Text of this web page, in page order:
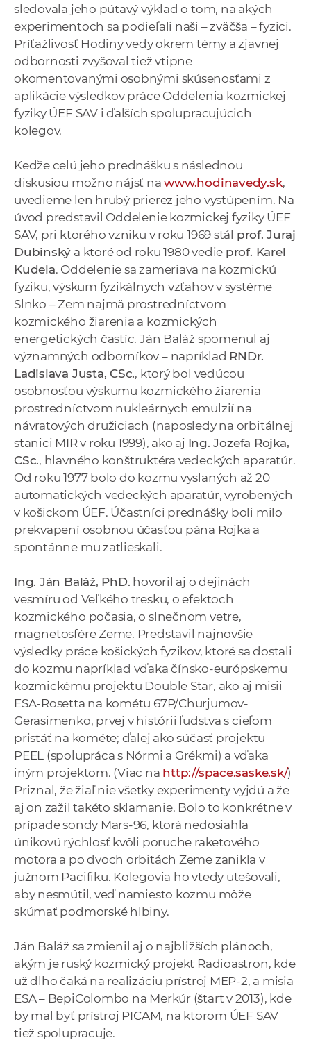
V
sledovala jeho pútavý výklad o tom, na akých
experimentoch sa podieľali naši – zväčša – fyzici.
Príťažlivosť Hodiny vedy okrem témy a zjavnej
odbornosti zvyšoval tiež vtipne
okomentovanými osobnými skúsenosťami z
aplikácie výsledkov práce Oddelenia kozmickej
fyziky ÚEF SAV i ďalších spolupracujúcich
kolegov.
Keďže celú jeho prednášku s následnou
diskusiou možno nájsť nawww.hodinavedy.sk,
uvedieme len hrubý prierez jeho vystúpením. Na
úvod predstavil Oddelenie kozmickej fyziky ÚEF
SAV, pri ktorého vzniku v roku 1969 stál prof. Juraj
Dubinský a ktoré od roku 1980 vedie prof. Karel
Kudela. Oddelenie sa zameriava na kozmickú
fyziku, výskum fyzikálnych vzťahov v systéme
Slnko – Zem najmä prostredníctvom
kozmického žiarenia a kozmických
energetických častíc. Ján Baláž spomenul aj
významných odborníkov – napríklad RNDr.
Ladislava Justa, CSc., ktorý bol vedúcou
osobnosťou výskumu kozmického žiarenia
prostredníctvom nukleárnych emulzií na
návratových družiciach (naposledy na orbitálnej
stanici MIR v roku 1999), ako aj Ing. Jozefa Rojka,
CSc., hlavného konštruktéra vedeckých aparatúr.
Od roku 1977 bolo do kozmu vyslaných až 20
automatických vedeckých aparatúr, vyrobených
v košickom ÚEF. Účastníci prednášky boli milo
prekvapení osobnou účasťou pána Rojka a
spontánne mu zatlieskali.
Ing. Ján Baláž, PhD. hovoril aj o dejinách
vesmíru od Veľkého tresku, o efektoch
kozmického počasia, o slnečnom vetre,
magnetosfére Zeme. Predstavil najnovšie
výsledky práce košických fyzikov, ktoré sa dostali
do kozmu napríklad vďaka čínsko-európskemu
kozmickému projektu Double Star, ako aj misii
ESA-Rosetta na kométu 67P/Churjumov-
Gerasimenko, prvej v histórii ľudstva s cieľom
pristáť na kométe; ďalej ako súčasť projektu
PEEL (spolupráca s Nórmi a Grékmi) a vďaka
iným projektom. (Viac na http://space.saske.sk/)
Priznal, že žiaľ nie všetky experimenty vyjdú a že
aj on zažil takéto sklamanie. Bolo to konkrétne v
prípade sondy Mars-96, ktorá nedosiahla
únikovú rýchlosť kvôli poruche raketového
motora a po dvoch orbitách Zeme zanikla v
južnom Pacifiku. Kolegovia ho vtedy utešovali,
aby nesmútil, veď namiesto kozmu môže
skúmať podmorské hlbiny.
Ján Baláž sa zmienil aj o najbližších plánoch,
akým je ruský kozmický projekt Radioastron, kde
už dlho čaká na realizáciu prístroj MEP-2, a misia
ESA – BepiColombo na Merkúr (štart v 2013), kde
by mal byť prístroj PICAM, na ktorom ÚEF SAV
tiež spolupracuje.